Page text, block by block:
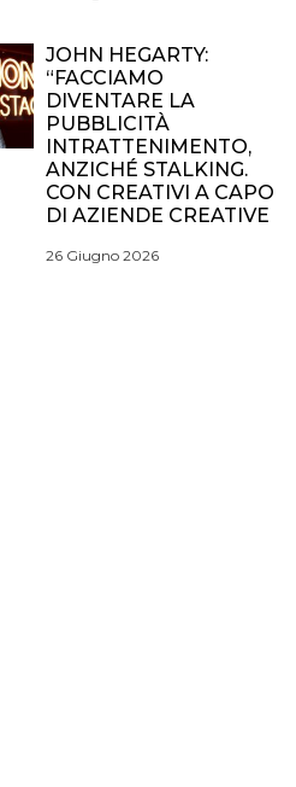
JOHN HEGARTY:
“FACCIAMO
DIVENTARE LA
PUBBLICITÀ
INTRATTENIMENTO,
ANZICHÉ STALKING.
CON CREATIVI A CAPO
DI AZIENDE CREATIVE
26 Giugno 2026